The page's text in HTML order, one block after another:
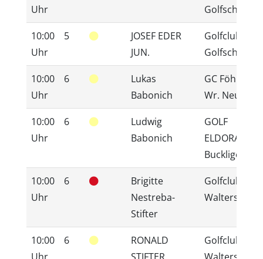
Uhr
Golfschaukel
10:00
Uhr
5
JOSEF EDER
JUN.
Golfclub
Golfschaukel
10:00
Uhr
6
Lukas
Babonich
GC
Wr. Neustadt
10:00
Uhr
6
Ludwig
Babonich
GOLF
ELDORADO-
Bucklige Welt
10:00
Uhr
6
Brigitte
Nestreba-
Stifter
Golfclub Bad
Waltersdorf
10:00
6
RONALD
Golfclub Bad